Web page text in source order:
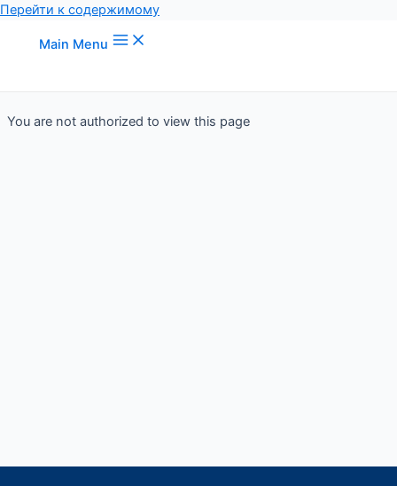
Перейти к содержимому
Main Menu
You are not authorized to view this page